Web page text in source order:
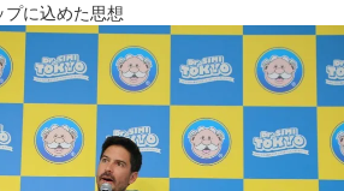
プに込めた思想